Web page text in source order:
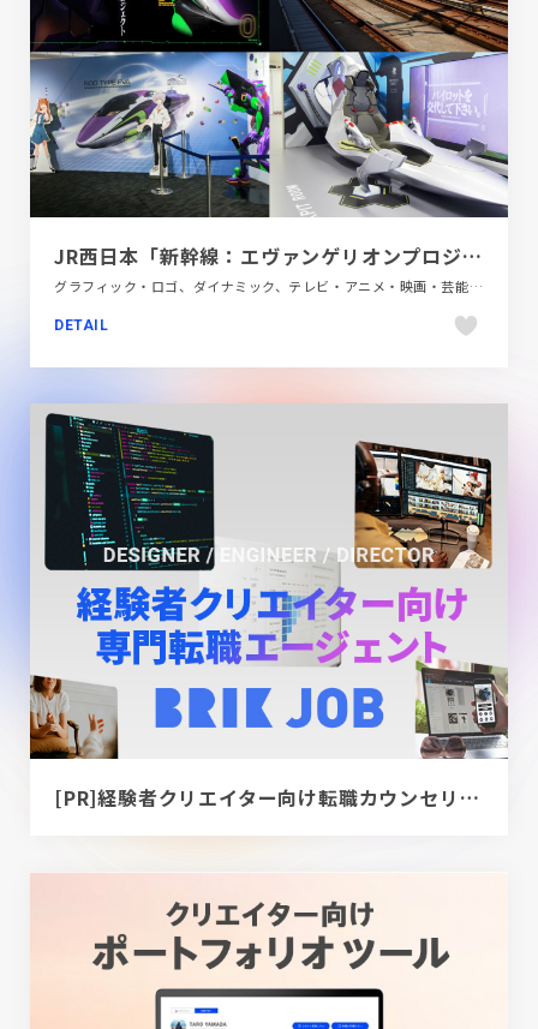
JR西日本「新幹線：エヴァンゲリオンプロジェクト」
グラフィック・ロゴ、ダイナミック、テレビ・アニメ・映画・芸能、ブラック系 、ポータルサイト、多言語対応、旅行・ホテル・観光、自動車・乗り物・交通
DETAIL
[PR]経験者クリエイター向け転職カウンセリング｜デザイナー / ディレクター / エンジニア